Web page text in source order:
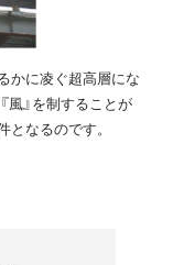
かに凌ぐ超高層にな
風』を制することが
なるのです。